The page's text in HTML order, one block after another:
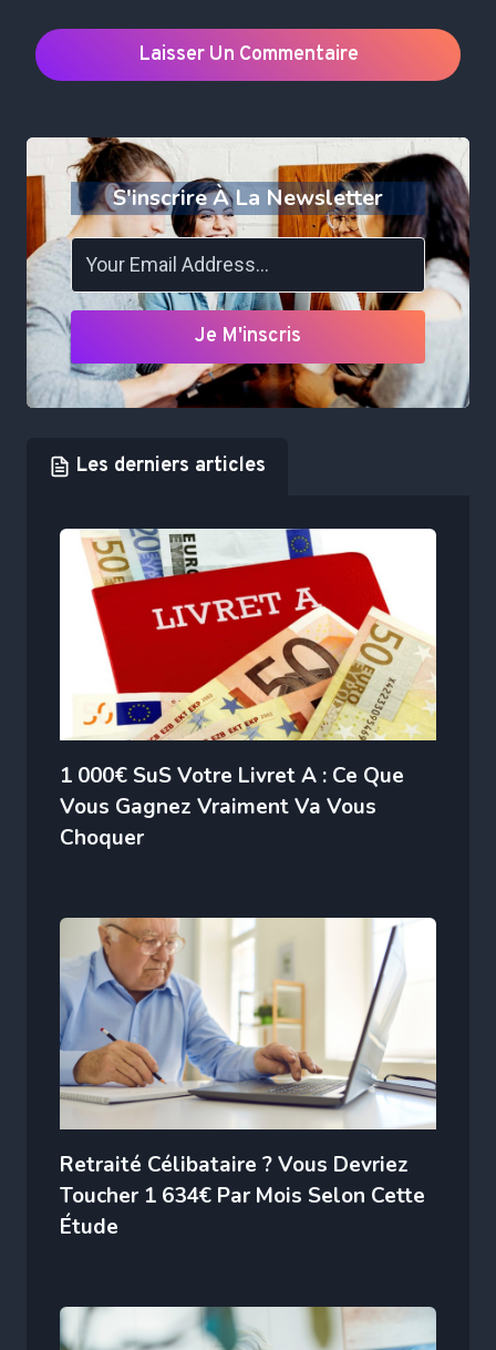
S'inscrire À La Newsletter
Je M'inscris
Les derniers articles
1 000€ SuS Votre Livret A : Ce Que
Vous Gagnez Vraiment Va Vous
Choquer
Retraité Célibataire ? Vous Devriez
Toucher 1 634€ Par Mois Selon Cette
Étude